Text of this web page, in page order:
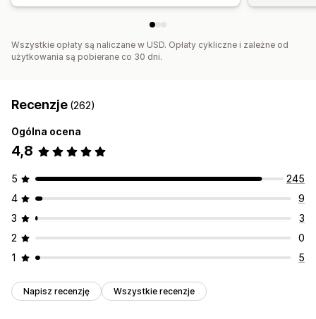
Wszystkie opłaty są naliczane w USD. Opłaty cykliczne i zależne od
użytkowania są pobierane co 30 dni.
Recenzje (262)
Ogólna ocena
4,8
5
245
4
9
3
3
2
0
1
5
Napisz recenzję Wszystkie recenzje